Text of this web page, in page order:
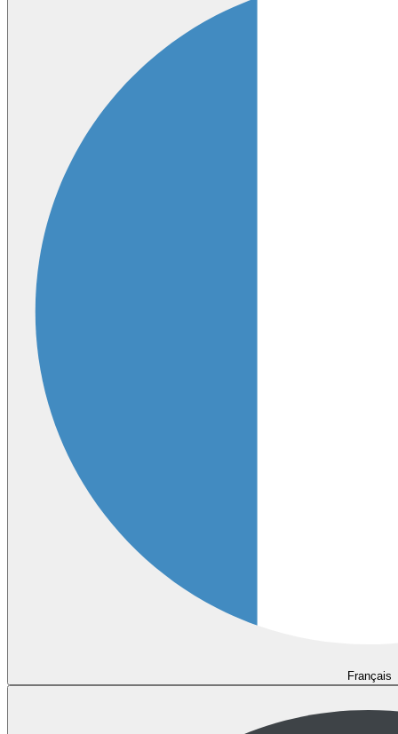
Français